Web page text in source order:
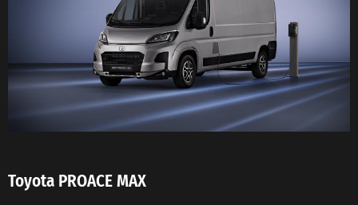
Toyota PROACE MAX